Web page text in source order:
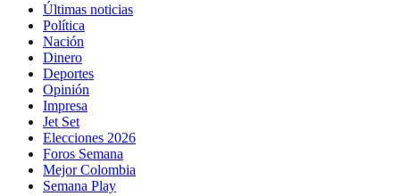
Últimas noticias
Política
Nación
Dinero
Deportes
Opinión
Impresa
Jet Set
Elecciones 2026
Foros Semana
Mejor Colombia
Semana Play